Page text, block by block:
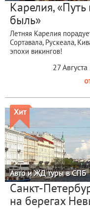
Карелия,
быль»
Летняя Карелия
Сортавала, Рускеала,
эпохи викингов!
27
Хит
Авто и ЖД туры в СПБ
Санкт-
на берегах